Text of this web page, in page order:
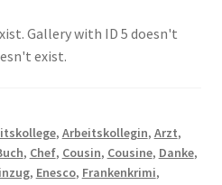
Gallery with ID 5 doesn't
exist.
, Arbeitskollegin, Arzt,
, Chef, Cousin, Cousine, Danke,
, Enesco, Frankenkrimi,